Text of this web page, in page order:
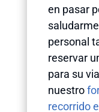
en pasar
personal
reservar
para su
nuestro
recorrido